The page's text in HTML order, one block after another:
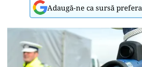
Adaugă-ne ca sursă